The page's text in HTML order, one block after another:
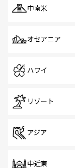
中南米
オセアニア
ハワイ
リゾート
アジア
中近東